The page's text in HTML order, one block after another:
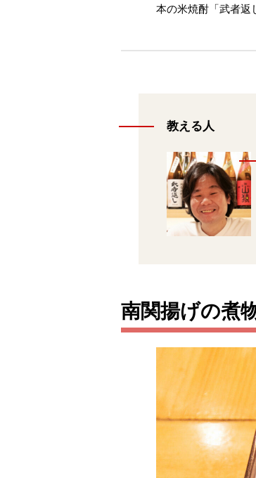
本の米焼酎「武者返
教える人
南関揚げの煮